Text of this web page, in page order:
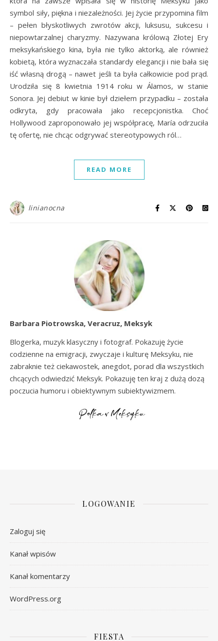
symbol siły, piękna i niezależności. Jej życie przypomina film
– pełen błyskotliwych zwrotów akcji, luksusu, sukcesu i
niepowtarzalnej charyzmy. Nazywana królową Złotej Ery
meksykańskiego kina, była nie tylko aktorką, ale również
kobietą, która wyznaczała standardy elegancji i nie bała się
iść własną drogą – nawet jeśli ta była całkowicie pod prąd.
Urodziła się 8 kwietnia 1914 roku w Álamos, w stanie
Sonora. Jej debiut w kinie był dziełem przypadku – została
odkryta, gdy pracowała jako recepcjonistka. Choć
Hollywood zaproponowało jej współpracę, María odrzuciła
tę ofertę, nie chcąc odgrywać stereotypowych ról…
READ MORE
linianocna
Barbara Piotrowska, Veracruz, Meksyk
Blogerka, muzyk klasyczny i fotograf. Pokazuję życie
codzienne na emigracji, zwyczaje i kulturę Meksyku, nie
zabraknie też ciekawostek, anegdot, porad dla wszystkich
chcących odwiedzić Meksyk. Pokazuję ten kraj z dużą dozą
poczucia humoru i obiektywnym subiektywizmem.
LOGOWANIE
Zaloguj się
Kanał wpisów
Kanał komentarzy
WordPress.org
FIESTA